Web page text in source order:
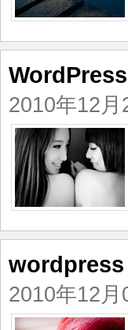
2010年12月
wordpress
2010年12月